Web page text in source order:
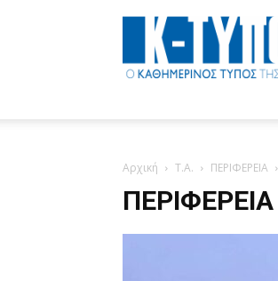
Κ-
ΤΥΠΟΣ
Αρχική Τ.Α. ΠΕΡΙΦΕΡΕΙΑ
ΠΕΡΙΦΕΡΕΙΑ